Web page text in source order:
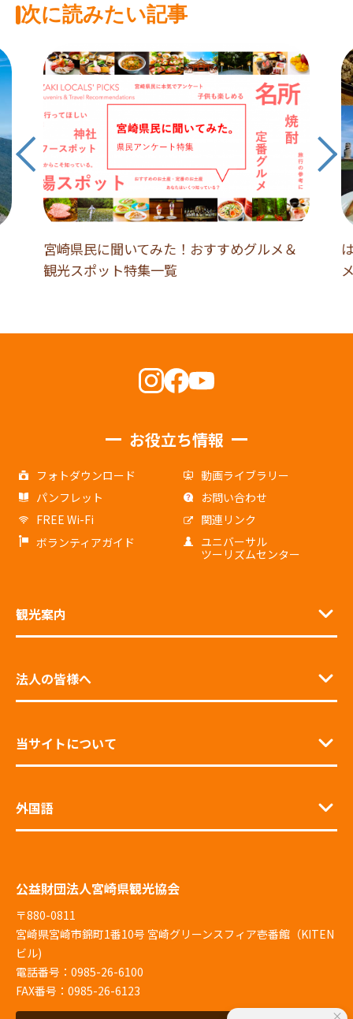
次に読みたい記事
宮崎県民に聞いてみた！おすすめグルメ＆
観光スポット特集一覧
お役立ち情報
フォトダウンロード
動画ライブラリー
パンフレット
お問い合わせ
FREE Wi-Fi
関連リンク
ボランティアガイド
ユニバーサル
ツーリズムセンター
観光案内
法人の皆様へ
当サイトについて
外国語
公益財団法人宮崎県観光協会
〒880-0811
宮崎県宮崎市錦町1番10号 宮崎グリーンスフィア壱番館（KITEN
ビル)
電話番号：0985-26-6100
FAX番号：0985-26-6123
×